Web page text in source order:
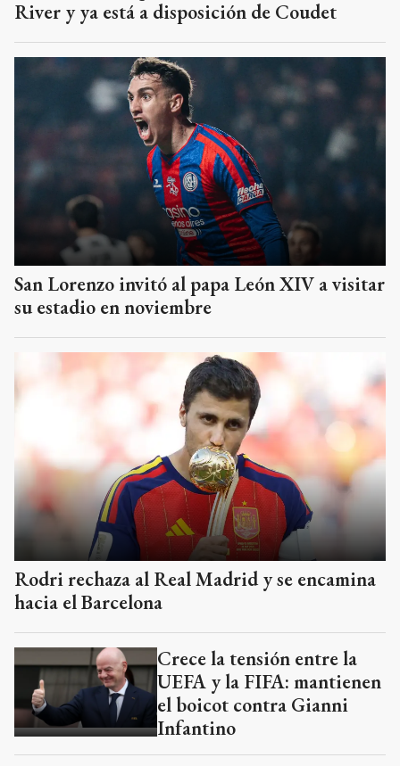
River y ya está a disposición de Coudet
San Lorenzo invitó al papa León XIV a visitar
su estadio en noviembre
Rodri rechaza al Real Madrid y se encamina
hacia el Barcelona
Crece la tensión entre la
UEFA y la FIFA: mantienen
el boicot contra Gianni
Infantino